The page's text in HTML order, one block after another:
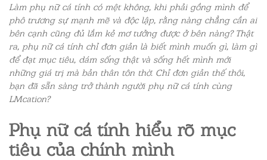
Làm phụ nữ cá tính có mệt không, khi phải gồng mình để
phô trương sự mạnh mẽ và độc lập, rằng nàng chẳng cần ai
bên cạnh cũng đủ lắm kẻ mơ tưởng được ở bên nàng? Thật
ra, phụ nữ cá tính chỉ đơn giản là biết mình muốn gì, làm gì
để đạt mục tiêu, dám sống thật và sống hết mình mới
những giá trị mà bản thân tôn thờ. Chỉ đơn giản thế thôi,
bạn đã sẵn sàng trở thành người phụ nữ cá tính cùng
LMcation?
Phụ nữ cá tính hiểu rõ mục
tiêu của chính mình